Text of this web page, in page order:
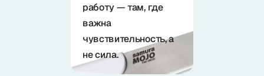
работу — там, где
важна
чувствительность, а
не сила.